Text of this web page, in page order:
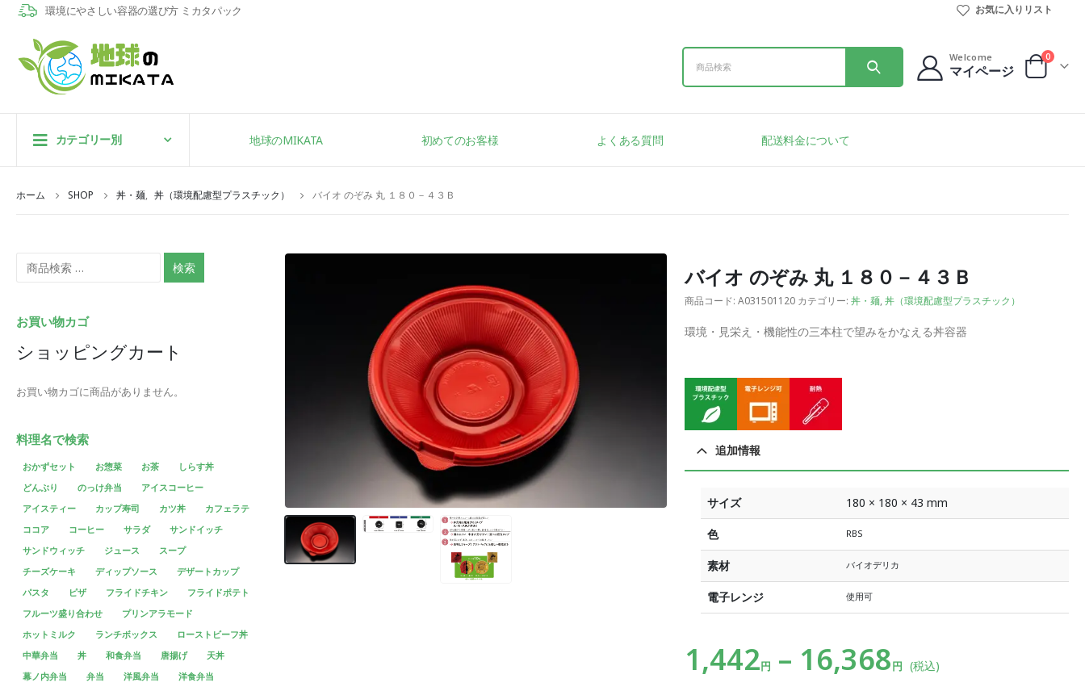
環境にやさしい容器の選び方 ミカタパック お気に入りリスト
Welcome
マイページ
0
カテゴリー別 地球のMIKATA 初めてのお客様 よくある質問 配送料金について
ホーム SHOP 丼・麺, 丼（環境配慮型プラスチック） バイオ のぞみ 丸 １８０－４３Ｂ
バイオ のぞみ 丸 １８０－４３Ｂ
商品コード: A031501120 カテゴリー: 丼・麺,丼（環境配慮型プラスチック）
環境・見栄え・機能性の三本柱で望みをかなえる丼容器
追加情報
サイズ 180 × 180 × 43 mm
色 RBS
素材 バイオデリカ
電子レンジ 使用可
1,442円 – 16,368円 (税込)
検索
お買い物カゴ
ショッピングカート
お買い物カゴに商品がありません。
料理名で検索
おかずセット お惣菜 お茶
しらす丼
どんぶり
のっけ弁当
アイスコーヒー
アイスティー
カップ寿司 カツ丼
カフェラテ
ココア
コーヒー サラダ
サンドイッチ
サンドウィッチ
ジュース
スープ
チーズケーキ
ディップソース
デザートカップ
パスタ
ピザ フライドチキン
フライドポテト
フルーツ盛り合わせ
プリンアラモード
ホットミルク
ランチボックス
ローストビーフ丼
中華弁当
丼 和食弁当 唐揚げ
天丼
幕ノ内弁当
弁当 洋風弁当
洋食弁当